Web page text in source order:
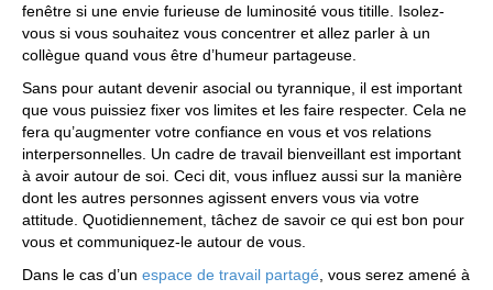
fenêtre si une envie furieuse de luminosité vous titille. Isolez-
vous si vous souhaitez vous concentrer et allez parler à un
collègue quand vous être d’humeur partageuse.
Sans pour autant devenir asocial ou tyrannique, il est important
que vous puissiez fixer vos limites et les faire respecter. Cela ne
fera qu’augmenter votre confiance en vous et vos relations
interpersonnelles. Un cadre de travail bienveillant est important
à avoir autour de soi. Ceci dit, vous influez aussi sur la manière
dont les autres personnes agissent envers vous via votre
attitude. Quotidiennement, tâchez de savoir ce qui est bon pour
vous et communiquez-le autour de vous.
Dans le cas d’un espace de travail partagé , vous serez amené à